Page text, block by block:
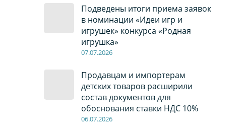
Подведены итоги приема заявок
в номинации «Идеи игр и
игрушек» конкурса «Родная
игрушка»
07.07.2026
Продавцам и импортерам
детских товаров расширили
состав документов для
обоснования ставки НДС 10%
06.07.2026